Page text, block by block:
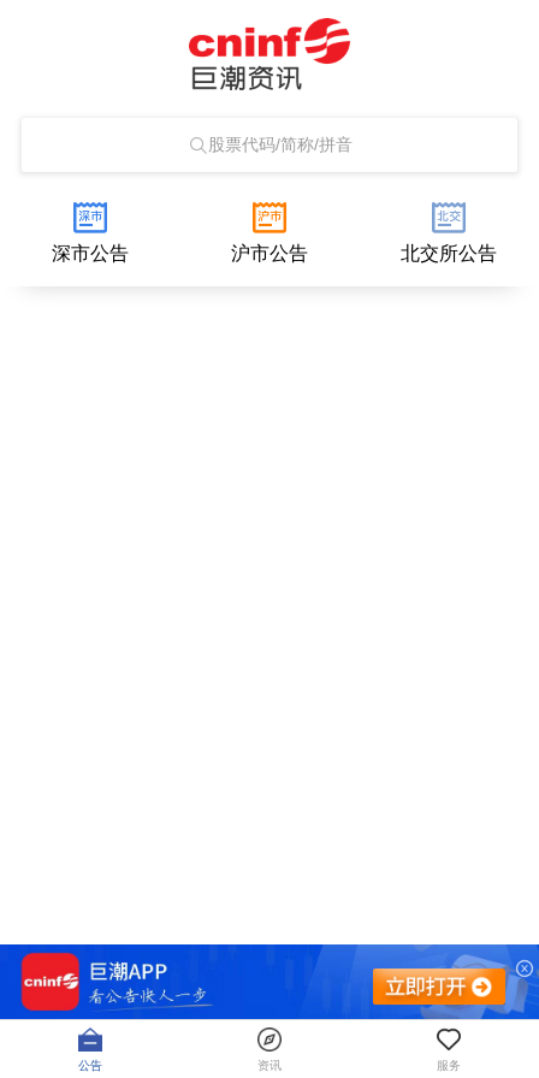
股票代码/简称/拼音
深市公告 沪市公告 北交所公告
公告 资讯 服务